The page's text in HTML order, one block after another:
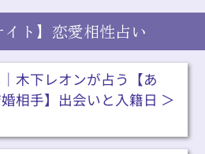
イト】恋愛相性占い
木下レオンが占う【あ
相手】出会いと入籍日